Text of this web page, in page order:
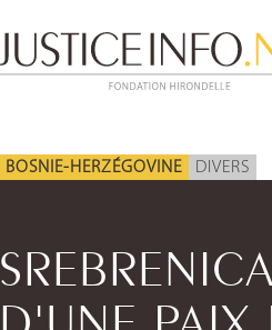
BOSNIE-HERZÉGOVINE DIVERS
D'UNE PAIX